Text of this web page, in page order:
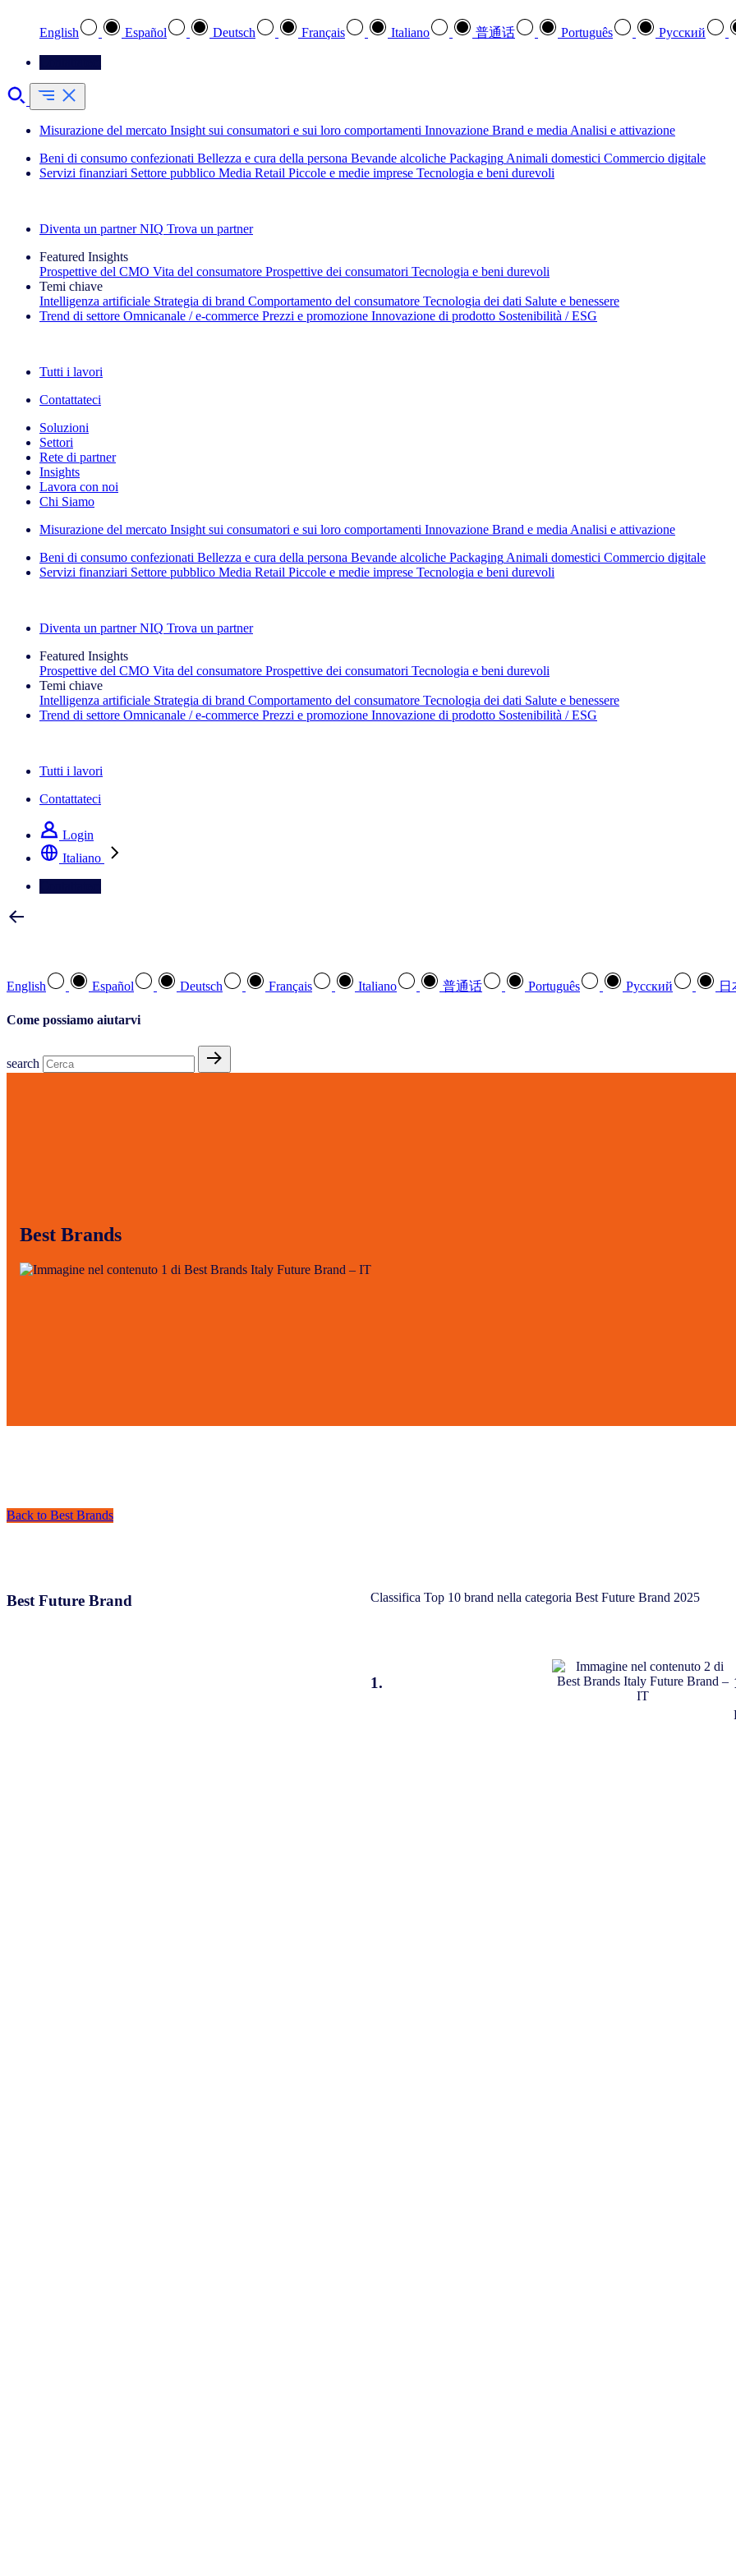
English Español Deutsch Français Italiano 普通话 Português Pусский
Misurazione del mercato Insight sui consumatori e sui loro comportamenti Innovazione Brand e media Analisi e attivazione
Beni di consumo confezionati Bellezza e cura della persona Bevande alcoliche Packaging Animali domestici Commercio digitale
Servizi finanziari Settore pubblico Media Retail Piccole e medie imprese Tecnologia e beni durevoli
Diventa un partner NIQ Trova un partner
Featured Insights
Prospettive del CMO Vita del consumatore Prospettive dei consumatori Tecnologia e beni durevoli
Temi chiave
Intelligenza artificiale Strategia di brand Comportamento del consumatore Tecnologia dei dati Salute e benessere
Trend di settore Omnicanale / e‑commerce Prezzi e promozione Innovazione di prodotto Sostenibilità / ESG
Tutti i lavori
Contattateci
Soluzioni
Settori
Rete di partner
Insights
Lavora con noi
Chi Siamo
Misurazione del mercato Insight sui consumatori e sui loro comportamenti Innovazione Brand e media Analisi e attivazione
Beni di consumo confezionati Bellezza e cura della persona Bevande alcoliche Packaging Animali domestici Commercio digitale
Servizi finanziari Settore pubblico Media Retail Piccole e medie imprese Tecnologia e beni durevoli
Diventa un partner NIQ Trova un partner
Featured Insights
Prospettive del CMO Vita del consumatore Prospettive dei consumatori Tecnologia e beni durevoli
Temi chiave
Intelligenza artificiale Strategia di brand Comportamento del consumatore Tecnologia dei dati Salute e benessere
Trend di settore Omnicanale / e‑commerce Prezzi e promozione Innovazione di prodotto Sostenibilità / ESG
Tutti i lavori
Contattateci
Login
Italiano
English Español Deutsch Français Italiano 普通话 Português Pусский 日
Come possiamo aiutarvi
search
Best Brands
Back to Best Brands
Best Future Brand Classifica Top 10 brand nella categoria Best Future Brand 2025
1.